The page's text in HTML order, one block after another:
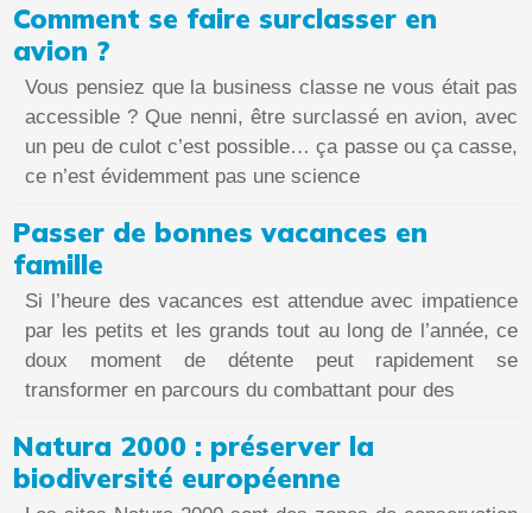
Comment se faire surclasser en
avion ?
Vous pensiez que la business classe ne vous était pas
accessible ? Que nenni, être surclassé en avion, avec
un peu de culot c’est possible… ça passe ou ça casse,
ce n’est évidemment pas une science
Passer de bonnes vacances en
famille
Si l’heure des vacances est attendue avec impatience
par les petits et les grands tout au long de l’année, ce
doux moment de détente peut rapidement se
transformer en parcours du combattant pour des
Natura 2000 : préserver la
biodiversité européenne